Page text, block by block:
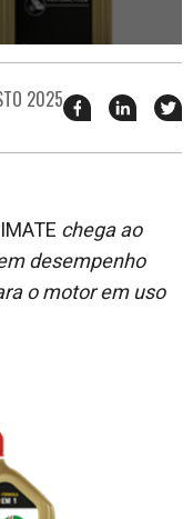
2025 Compartilhar
esse
no
esse
no
chega ao
desempenho
o motor em uso